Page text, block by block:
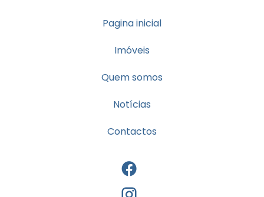
Pagina inicial
Imóveis
Quem somos
Notícias
Contactos